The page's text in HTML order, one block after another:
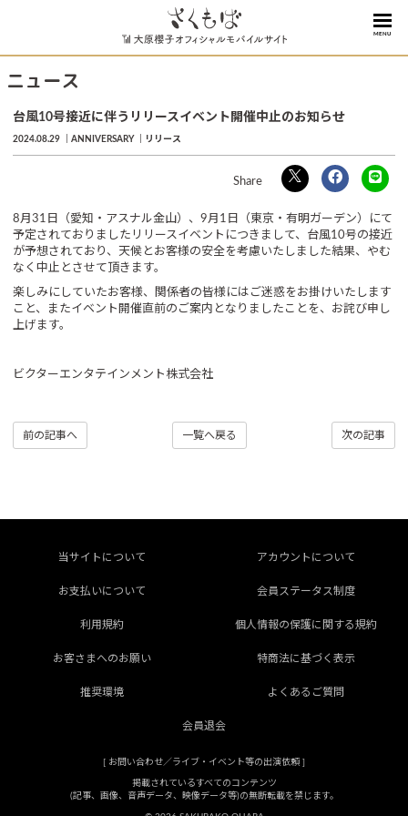
MENU
ニュース
台風10号接近に伴うリリースイベント開催中止のお知らせ
2024.08.29 ANNIVERSARY リリース
8月31日（愛知・アスナル金山）、9月1日（東京・有明ガーデン）にて
予定されておりましたリリースイベントにつきまして、台風10号の接近
が予想されており、天候とお客様の安全を考慮いたしました結果、やむ
なく中止とさせて頂きます。
楽しみにしていたお客様、関係者の皆様にはご迷惑をお掛けいたします
こと、またイベント開催直前のご案内となりましたことを、お詫び申し
上げます。
ビクターエンタテインメント株式会社
前の記事へ 一覧へ戻る 次の記事
当サイトについて アカウントについて
お支払いについて 会員ステータス制度
利用規約 個人情報の保護に関する規約
お客さまへのお願い 特商法に基づく表示
推奨環境 よくあるご質問
会員退会
[ お問い合わせ／ライブ・イベント等の出演依頼 ]
掲載されているすべてのコンテンツ
(記事、画像、音声データ、映像データ等)の無断転載を禁じます。